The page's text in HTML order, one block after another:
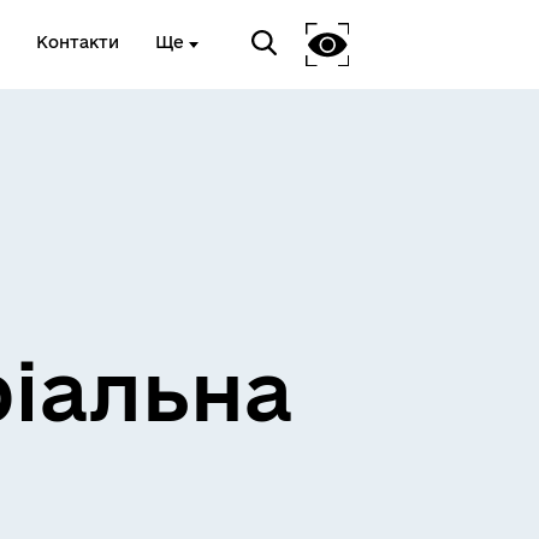
Контакти Ще